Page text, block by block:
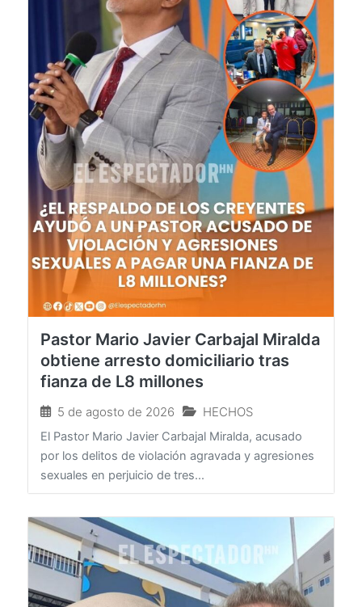
Pastor Mario Javier Carbajal Miralda
obtiene arresto domiciliario tras
5 de agosto de 2026 HECHOS
El Pastor Mario Javier Carbajal Miralda, acusado
por los delitos de violación agravada y agresiones
sexuales en perjuicio de tres...